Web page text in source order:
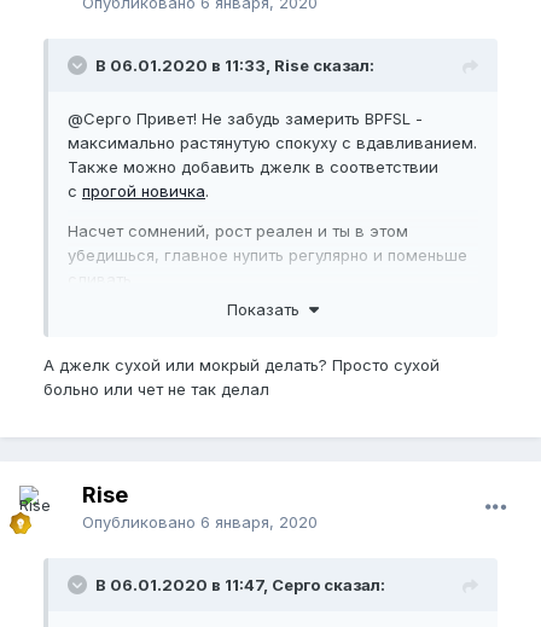
В 06.01.2020 в 11:33, Rise сказал:
@Серго Привет! Не забудь замерить BPFSL -
максимально растянутую спокуху с вдавливанием.
Также можно добавить джелк в соответствии
с прогой новичка.
Насчет сомнений, рост реален и ты в этом
убедишься, главное нупить регулярно и поменьше
Можно сделать фото, я например их не сделал до
результат стараний наглядно.
Показать
А джелк сухой или мокрый делать? Просто сухой
больно или чет не так делал
Rise
Опубликовано 6 января, 2020
В 06.01.2020 в 11:47, Серго сказал: